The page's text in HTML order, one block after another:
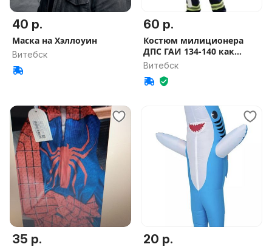
40 р.
Маска на Хэллоуин
Витебск
60 р.
Костюм милиционера
ДПС ГАИ 134-140 как
новый
Витебск
35 р. 20 р.